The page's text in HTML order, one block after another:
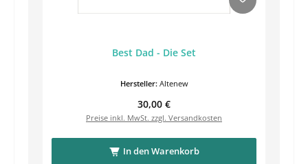
Best Dad - Die Set
Hersteller: Altenew
Regulärer Preis:
30,00 €
Preise inkl. MwSt. zzgl. Versandkosten
In den Warenkorb